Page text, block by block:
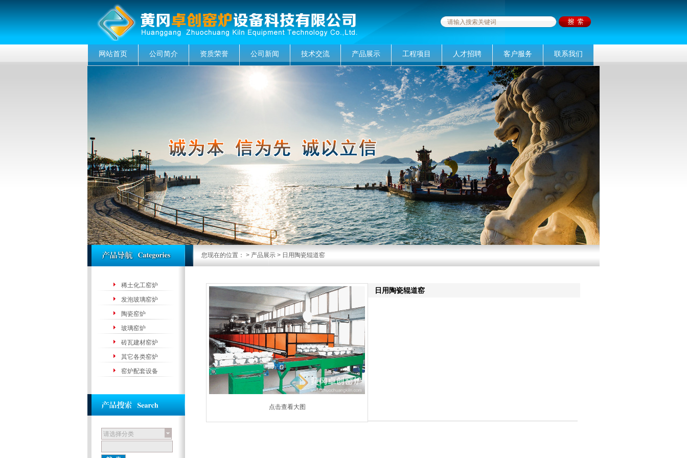
网站首页 公司简介 资质荣誉 公司新闻 技术交流 产品展示 工程项目 人才招聘 客户服务 联系我们
请选择分类
稀土化工窑炉
发泡玻璃窑炉
陶瓷窑炉
玻璃窑炉
砖瓦建材窑炉
其它各类窑炉
窑炉配套设备
您现在的位置： > 产品展示 > 日用陶瓷辊道窑
点击查看大图
日用陶瓷辊道窑